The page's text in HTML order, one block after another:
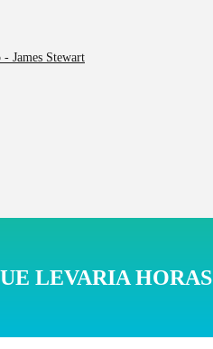
James Stewart
LEVARIA HORAS